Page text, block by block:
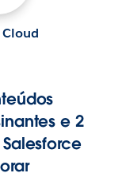
Cloud
e 2